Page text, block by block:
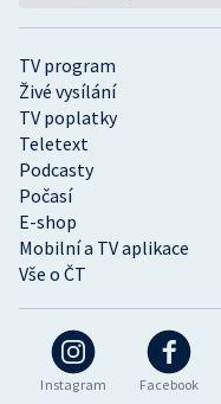
Instagram Facebook
TV program
Živé vysílání
TV poplatky
Teletext
Podcasty
Počasí
E-shop
Mobilní a TV aplikace
Vše o ČT